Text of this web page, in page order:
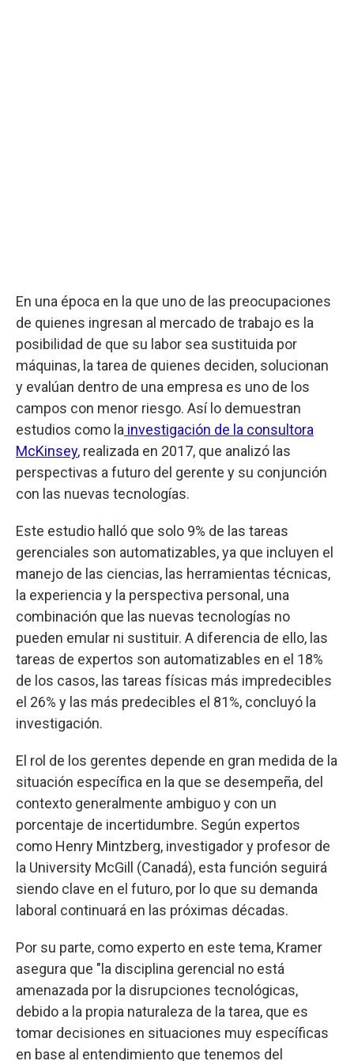
En una época en la que uno de las preocupaciones
de quienes ingresan al mercado de trabajo es la
posibilidad de que su labor sea sustituida por
máquinas, la tarea de quienes deciden, solucionan
y evalúan dentro de una empresa es uno de los
campos con menor riesgo. Así lo demuestran
estudios como la investigación de la consultora
McKinsey, realizada en 2017, que analizó las
perspectivas a futuro del gerente y su conjunción
con las nuevas tecnologías.
Este estudio halló que solo 9% de las tareas
gerenciales son automatizables, ya que incluyen el
manejo de las ciencias, las herramientas técnicas,
la experiencia y la perspectiva personal, una
combinación que las nuevas tecnologías no
pueden emular ni sustituir. A diferencia de ello, las
tareas de expertos son automatizables en el 18%
de los casos, las tareas físicas más impredecibles
el 26% y las más predecibles el 81%, concluyó la
investigación.
El rol de los gerentes depende en gran medida de la
situación específica en la que se desempeña, del
contexto generalmente ambiguo y con un
porcentaje de incertidumbre. Según expertos
como Henry Mintzberg, investigador y profesor de
la University McGill (Canadá), esta función seguirá
siendo clave en el futuro, por lo que su demanda
laboral continuará en las próximas décadas.
Por su parte, como experto en este tema, Kramer
asegura que "la disciplina gerencial no está
amenazada por la disrupciones tecnológicas,
debido a la propia naturaleza de la tarea, que es
tomar decisiones en situaciones muy específicas
en base al entendimiento que tenemos del